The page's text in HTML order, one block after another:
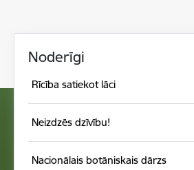
Noderīgi
Rīcība satiekot lāci
Neizdzēs dzīvību!
Nacionālais botāniskais dārzs